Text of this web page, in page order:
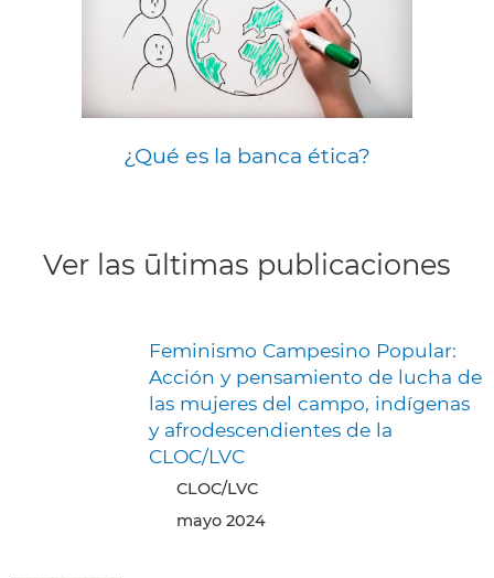
¿Qué es la banca ética?
Ver las ūltimas publicaciones
Feminismo Campesino Popular:
Acción y pensamiento de lucha de
las mujeres del campo, indígenas
y afrodescendientes de la
CLOC/LVC
CLOC/LVC
mayo 2024